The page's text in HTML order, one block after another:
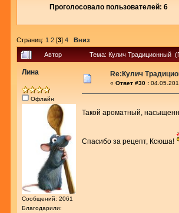
Проголосовало пользователей: 6
Страниц: 1 2 [3] 4 Вниз
Автор Тема: Кулич Традиционный
Лина
Офлайн
Сообщений: 2061
Благодарили:
Re:Кулич
« Ответ #30 :
Такой ароматный,
Спасибо за рецепт, Ксюша!